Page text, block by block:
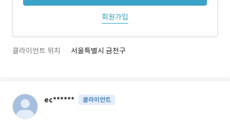
회원가입
클라이언트 위치 서울특별시 금천구
ec****** 클라이언트